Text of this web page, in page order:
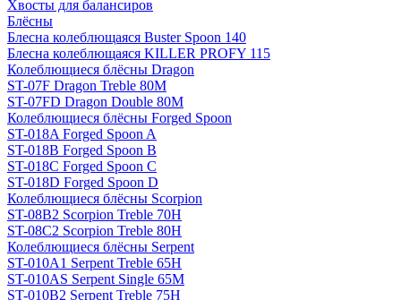
Хвосты для балансиров
Блёсны
Блесна колеблющаяся Buster Spoon 140
Блесна колеблющаяся KILLER PROFY 115
Колеблющиеся блёсны Dragon
ST-07F Dragon Treble 80M
ST-07FD Dragon Double 80M
Колеблющиеся блёсны Forged Spoon
ST-018A Forged Spoon A
ST-018B Forged Spoon B
ST-018C Forged Spoon C
ST-018D Forged Spoon D
Колеблющиеся блёсны Scorpion
ST-08B2 Scorpion Treble 70H
ST-08C2 Scorpion Treble 80H
Колеблющиеся блёсны Serpent
ST-010A1 Serpent Treble 65H
ST-010AS Serpent Single 65M
ST-010B2 Serpent Treble 75H